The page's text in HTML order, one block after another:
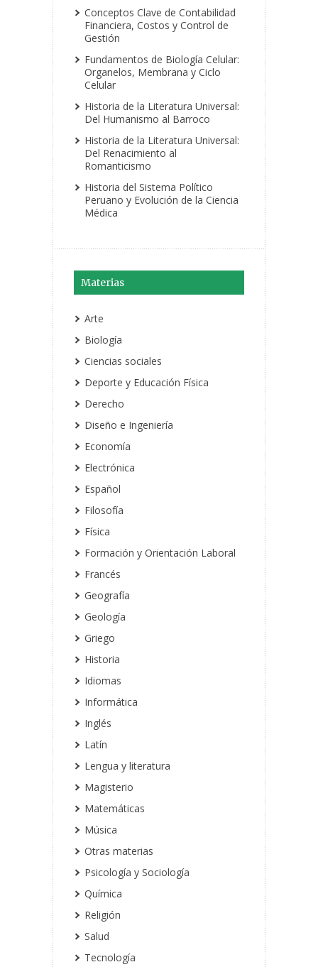
Conceptos Clave de Contabilidad
Financiera, Costos y Control de
Gestión
Fundamentos de Biología Celular:
Organelos, Membrana y Ciclo
Celular
Historia de la Literatura Universal:
Del Humanismo al Barroco
Historia de la Literatura Universal:
Del Renacimiento al
Romanticismo
Historia del Sistema Político
Peruano y Evolución de la Ciencia
Médica
Materias
Arte
Biología
Ciencias sociales
Deporte y Educación Física
Derecho
Diseño e Ingeniería
Economía
Electrónica
Español
Filosofía
Física
Formación y Orientación Laboral
Francés
Geografía
Geología
Griego
Historia
Idiomas
Informática
Inglés
Latín
Lengua y literatura
Magisterio
Matemáticas
Música
Otras materias
Psicología y Sociología
Química
Religión
Salud
Tecnología